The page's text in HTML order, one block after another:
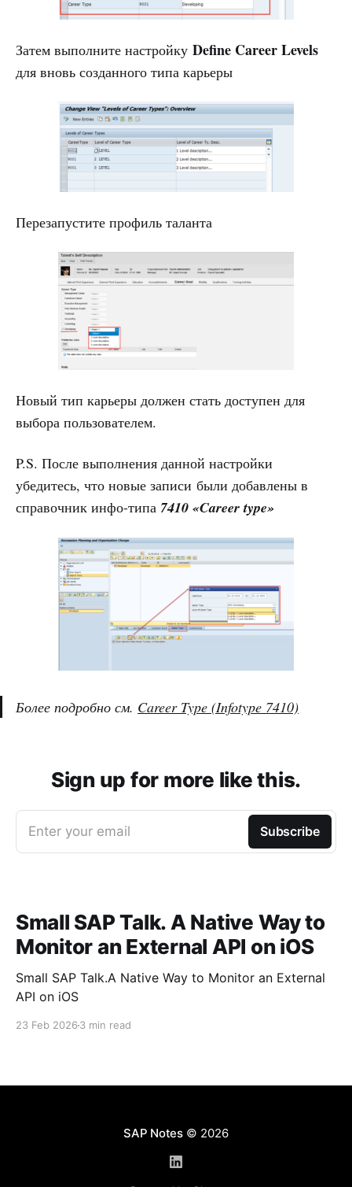
Затем выполните настройку Define Career Levels
для вновь созданного типа карьеры
Перезапустите профиль таланта
Новый тип карьеры должен стать доступен для
выбора пользователем.
P.S. После выполнения данной настройки
убедитесь, что новые записи были добавлены в
справочник инфо-типа 7410 «Career type»
Более подробно см. Career Type (Infotype 7410)
Sign up for more like this.
Enter your email Subscribe
Small SAP Talk. A Native Way to
Monitor an External API on iOS
Small SAP Talk.A Native Way to Monitor an External
API on iOS
23 Feb 2026 3 min read
SAP Notes© 2026